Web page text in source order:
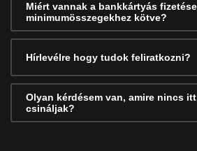
Miért vannak a bankkártyás
minimumösszegekhez kötve?
Hírlevélre hogy tudok feliratkozni?
Olyan kérdésem van, amire nincs
csináljak?